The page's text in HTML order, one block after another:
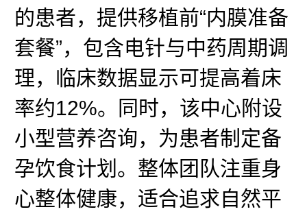
的患者，提供移植前“内膜准备
套餐”，包含电针与中药周期调
理，临床数据显示可提高着床
率约12%。同时，该中心附设
小型营养咨询，为患者制定备
孕饮食计划。整体团队注重身
心整体健康，适合追求自然平